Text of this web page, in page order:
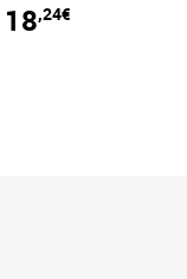
au panier
18,24€